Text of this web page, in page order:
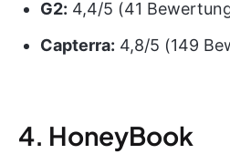
G2: 4,4/5 (41
Capterra: 4,8/5 (149
4. HoneyBook